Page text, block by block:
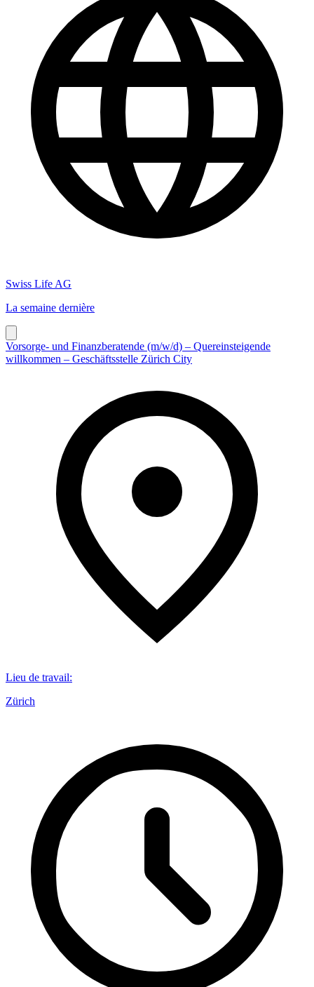
Swiss Life AG
La semaine dernière
Vorsorge- und Finanzberatende (m/w/d) – Quereinsteigende
willkommen – Geschäftsstelle Zürich City
Lieu de travail:
Zürich